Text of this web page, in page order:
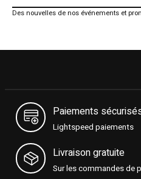
Des nouvelles de nos événements et
Paiements
Lightspeed paiements
Livraison gratuite
Sur les commandes de